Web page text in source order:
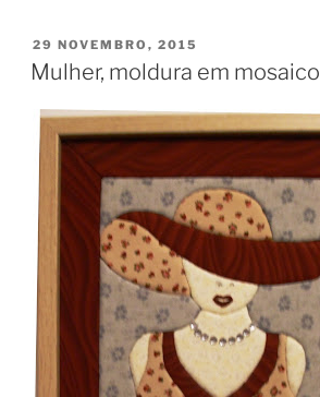
PUBLICADO
EM
29 NOVEMBRO, 2015
Mulher, moldura em mosaico